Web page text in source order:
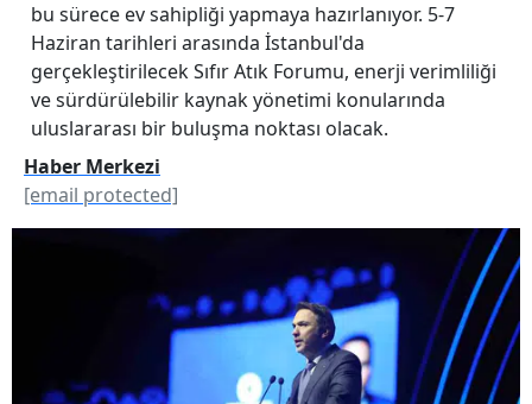
bu sürece ev sahipliği yapmaya hazırlanıyor. 5-7
Haziran tarihleri arasında İstanbul'da
gerçekleştirilecek Sıfır Atık Forumu, enerji verimliliği
ve sürdürülebilir kaynak yönetimi konularında
uluslararası bir buluşma noktası olacak.
Haber Merkezi
[email protected]